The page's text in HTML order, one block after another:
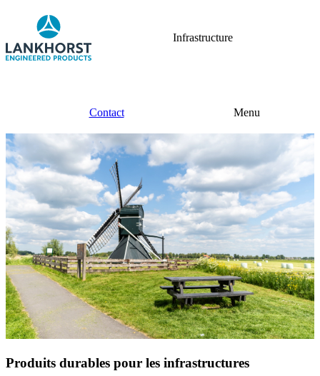
Infrastructure
Contact Menu
Produits durables pour les infrastructures